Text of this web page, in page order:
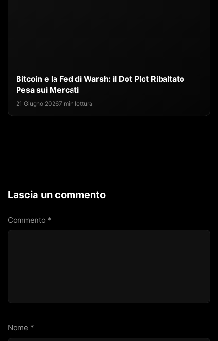
Bitcoin e la Fed di Warsh: il Dot Plot Ribaltato
Pesa sui Mercati
21 Giugno 20267 min lettura
Lascia un commento
Commento *
Nome *